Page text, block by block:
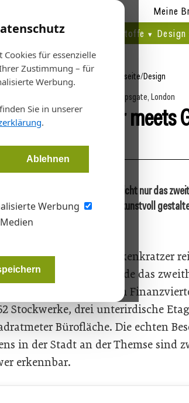
Cookies für essenzielle
Zustimmung – für
Werbung.
Sie in unserer
.
Ablehnen
Werbung
Meine
Fertigen Bau- + Werkstoffe Design
Startseite/Design
22 Bishopsgate, London
Wolkenkratzer meets
„22 Bishopsgate“ ist nicht nur das
Glasfassade und dem kunstvoll
im Herzen der City.
London um einen Wolkenkratzer
als „Twentytwo“ wurde das
neue Wolkenkratzer im
Stockwerke, drei unterirdische
Bürofläche. Die echten
in der Stadt an der Themse sind
erkennbar.